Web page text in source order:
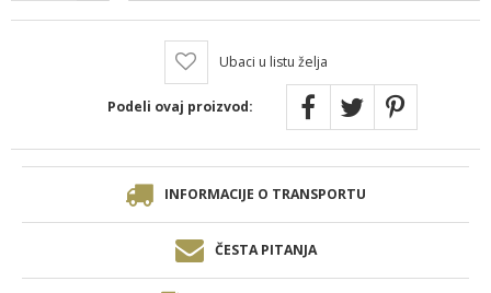
Ubaci u listu želja
Podeli ovaj proizvod:
INFORMACIJE O TRANSPORTU
ČESTA PITANJA